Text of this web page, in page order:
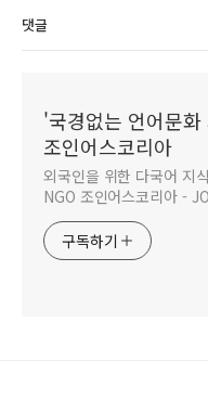
댓글
'국경없는 언어문
조인어스코리아
외국인을 위한 다국어 지
NGO 조인어스코리아 -
구독하기